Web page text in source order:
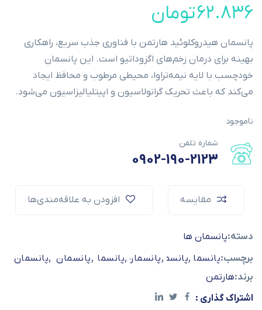
۶۲.۸۳۶تومان
پانسمان هیدروکلوئید هارتمن با فناوری جذب سریع، راهکاری
بهینه برای درمان زخم‌های اگزوداتیو است. این پانسمان
خودچسب با لایه نیمه‌تراوا، محیطی مرطوب و محافظ ایجاد
می‌کند که باعث تحریک گرانولاسیون و اپیتلیالیزاسیون می‌شود.
ناموجود
شماره تلفن
0902-190-2123
مقایسه افزودن به علاقه‌مندی‌ها
دسته:پانسمان ها
برچسب:پانسمان دیابتی
,پانسمان زخم
,پانسمان زخم بستر
,پانسمان هارتمن
,پانسمان هیدروکلوئید
,پانسمان
برند:هارتمن
اشتراک گذاری :